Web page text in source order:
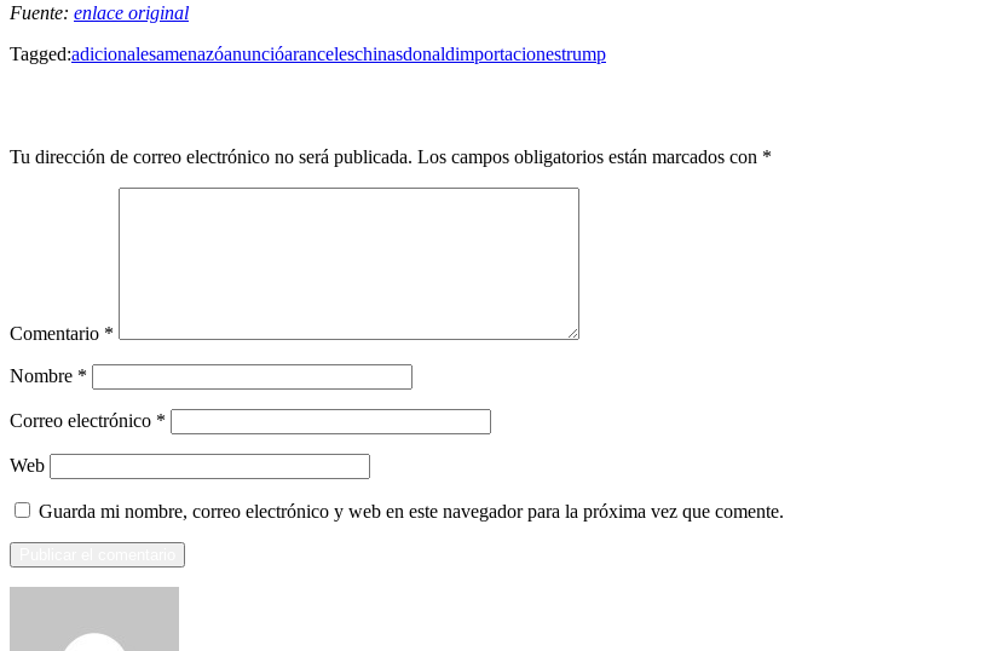
Fuente: enlace original
Tagged:adicionalesamenazóanuncióaranceleschinasdonaldimportacionestrump
Tu dirección de correo electrónico no será publicada. Los campos obligatorios están marcados con *
Comentario *
Nombre *
Correo electrónico *
Web
Guarda mi nombre, correo electrónico y web en este navegador para la próxima vez que comente.